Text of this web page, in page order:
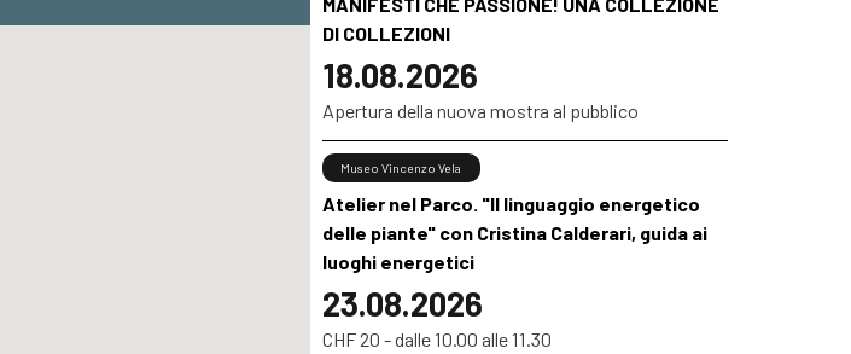
DI COLLEZIONI
18.08.2026
Apertura della nuova mostra al pubblico
Atelier nel Parco. "Il linguaggio energetico
delle piante" con Cristina Calderari, guida ai
luoghi energetici
23.08.2026
Museo Vincenzo Vela
CHF 20 - dalle 10.00 alle 11.30